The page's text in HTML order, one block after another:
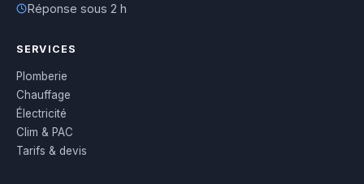
Réponse sous 2 h
SERVICES
Plomberie
Chauffage
Électricité
Clim & PAC
Tarifs & devis